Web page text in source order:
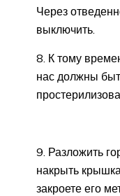
Через
выключить.
8. К тому
нас должны
9. Разложить
накрыть
закроете его